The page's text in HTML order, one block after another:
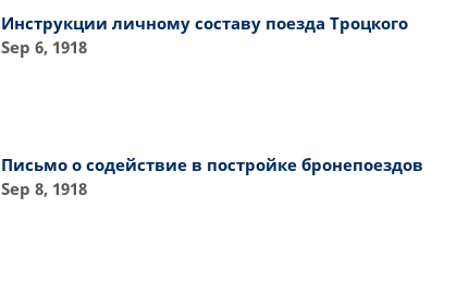
Инструкции личному составу поезда Троцкого
Sep 6, 1918
Письмо о содействие в постройке бронепоездов
Sep 8, 1918